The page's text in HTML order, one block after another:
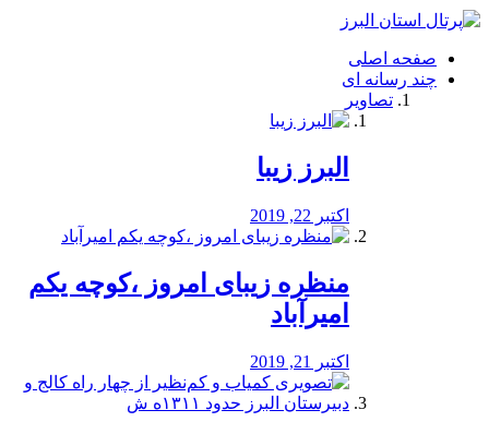
فصد
شرق
تهران
خشکشویی
صفحه اصلی
چند رسانه ای
تصاویر
البرز زیبا
اکتبر 22, 2019
منظره‌‌ زیبای امروز ،کوچه یکم
امیرآباد
اکتبر 21, 2019